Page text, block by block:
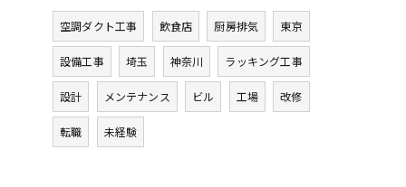
空調ダクト工事 飲食店 厨房排気 東京
設備工事 埼玉 神奈川 ラッキング工事
設計 メンテナンス ビル 工場 改修
転職 未経験